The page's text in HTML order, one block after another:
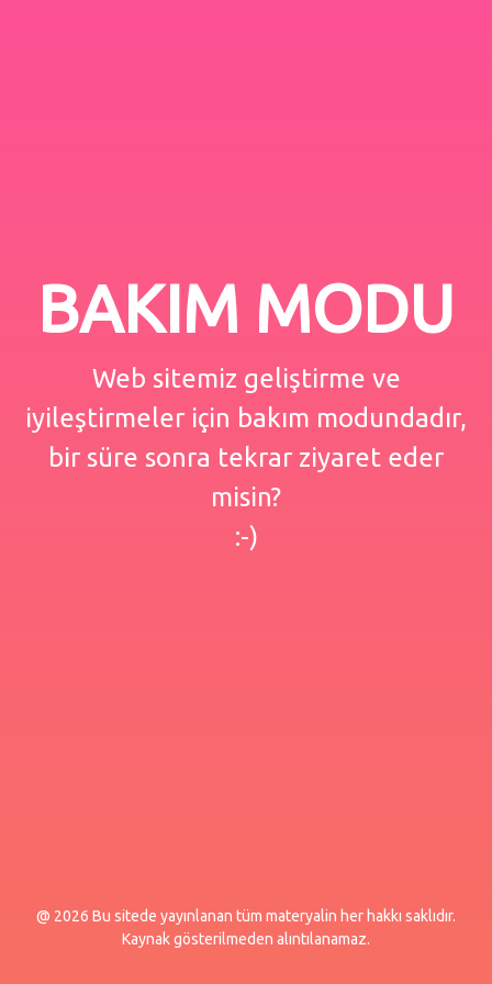
BAKIM MODU
Web sitemiz geliştirme ve
iyileştirmeler için bakım modundadır,
bir süre sonra tekrar ziyaret eder
misin?
:-)
@ 2026 Bu sitede yayınlanan tüm materyalin her hakkı saklıdır.
Kaynak gösterilmeden alıntılanamaz.